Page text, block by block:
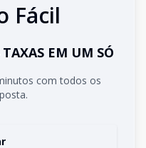
Fácil
EM UM SÓ
com todos os